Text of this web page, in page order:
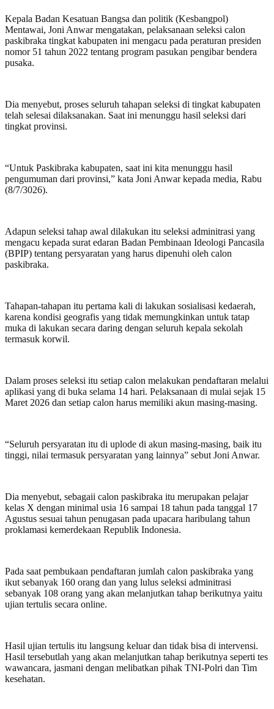
Kepala Badan Kesatuan Bangsa dan politik (Kesbangpol)
Mentawai, Joni Anwar mengatakan, pelaksanaan seleksi calon
paskibraka tingkat kabupaten ini mengacu pada peraturan presiden
nomor 51 tahun 2022 tentang program pasukan pengibar bendera
pusaka.
Dia menyebut, proses seluruh tahapan seleksi di tingkat kabupaten
telah selesai dilaksanakan. Saat ini menunggu hasil seleksi dari
tingkat provinsi.
“Untuk Paskibraka kabupaten, saat ini kita menunggu hasil
pengumuman dari provinsi,” kata Joni Anwar kepada media, Rabu
(8/7/3026).
Adapun seleksi tahap awal dilakukan itu seleksi adminitrasi yang
mengacu kepada surat edaran Badan Pembinaan Ideologi Pancasila
(BPIP) tentang persyaratan yang harus dipenuhi oleh calon
paskibraka.
Tahapan-tahapan itu pertama kali di lakukan sosialisasi kedaerah,
karena kondisi geografis yang tidak memungkinkan untuk tatap
muka di lakukan secara daring dengan seluruh kepala sekolah
termasuk korwil.
Dalam proses seleksi itu setiap calon melakukan pendaftaran melalui
aplikasi yang di buka selama 14 hari. Pelaksanaan di mulai sejak 15
Maret 2026 dan setiap calon harus memiliki akun masing-masing.
“Seluruh persyaratan itu di uplode di akun masing-masing, baik itu
tinggi, nilai termasuk persyaratan yang lainnya” sebut Joni Anwar.
Dia menyebut, sebagaii calon paskibraka itu merupakan pelajar
kelas X dengan minimal usia 16 sampai 18 tahun pada tanggal 17
Agustus sesuai tahun penugasan pada upacara haribulang tahun
proklamasi kemerdekaan Republik Indonesia.
Pada saat pembukaan pendaftaran jumlah calon paskibraka yang
ikut sebanyak 160 orang dan yang lulus seleksi adminitrasi
sebanyak 108 orang yang akan melanjutkan tahap berikutnya yaitu
ujian tertulis secara online.
Hasil ujian tertulis itu langsung keluar dan tidak bisa di intervensi.
Hasil tersebutlah yang akan melanjutkan tahap berikutnya seperti tes
wawancara, jasmani dengan melibatkan pihak TNI-Polri dan Tim
kesehatan.